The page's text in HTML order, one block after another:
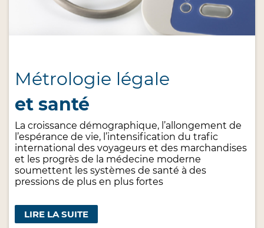
Métrologie légale
et santé
La croissance démographique, l’allongement de
l’espérance de vie, l’intensification du trafic
international des voyageurs et des marchandises
et les progrès de la médecine moderne
soumettent les systèmes de santé à des
pressions de plus en plus fortes
LIRE LA SUITE